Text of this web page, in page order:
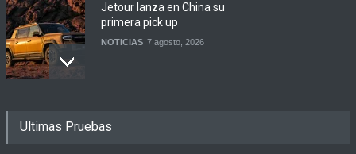
Jetour lanza en China su
primera pick up
NOTICIAS 7 agosto, 2026
renovadas S2 y Skua 150 en
Ultimas Pruebas